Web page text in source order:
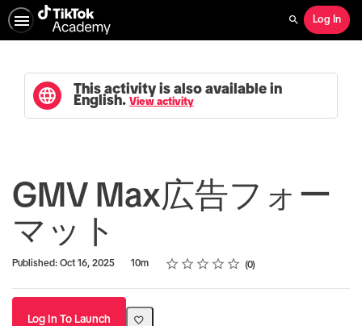
Search
Log In
This activity is also available in
English. View activity
GMV Max広告フォー
マット
Published: Oct 16, 2025
Duration 10m Rating
1 star
2 stars
3 stars
4 stars
5 stars
Average rating: 0 0
No reviews
Log In To Launch